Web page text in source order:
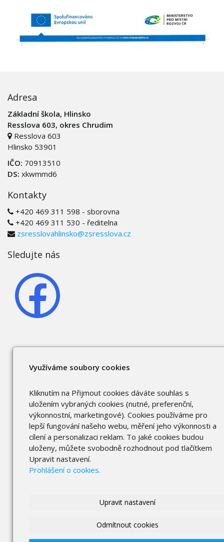
Adresa
Základní škola, Hlinsko
Resslova 603, okres Chrudim
Resslova 603
Hlinsko 53901
IČO: 70913510
DS: xkwmmd6
Kontakty
+420 469 311 598 - sborovna
+420 469 311 530 - ředitelna
zsresslovahlinsko@zsresslova.cz
Sledujte nás
Využíváme soubory cookies
Kliknutím na Přijmout cookies dáváte souhlas s
uložením vybraných cookies (nutné, preferenční,
výkonnostní, marketingové). Cookies používáme pro
lepší fungování našeho webu, měření jeho výkonnosti a
cílení a personalizaci reklam. To jaké cookies budou
uloženy, můžete svobodně rozhodnout pod tlačítkem
Upravit nastavení.
Prohlášení o cookies.
Upravit nastavení
Odmítnout cookies